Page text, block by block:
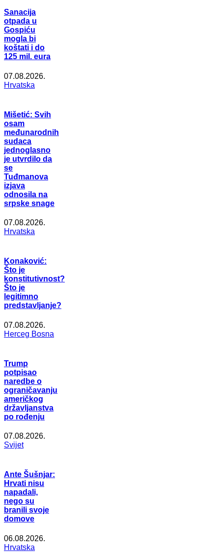
Sanacija
otpada u
Gospiću
mogla bi
koštati i do
125 mil. eura
07.08.2026.
Hrvatska
Mišetić: Svih
osam
međunarodnih
sudaca
jednoglasno
je utvrdilo da
se
Tuđmanova
izjava
odnosila na
srpske snage
07.08.2026.
Hrvatska
Konaković:
Što je
konstitutivnost?
Što je
legitimno
predstavljanje?
07.08.2026.
Herceg Bosna
Trump
potpisao
naredbe o
ograničavanju
američkog
državljanstva
po rođenju
07.08.2026.
Svijet
Ante Šušnjar:
Hrvati nisu
napadali,
nego su
branili svoje
domove
06.08.2026.
Hrvatska